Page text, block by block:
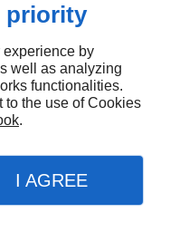
priority
by
well as analyzing
functionalities.
to the use of Cookies
.
I AGREE